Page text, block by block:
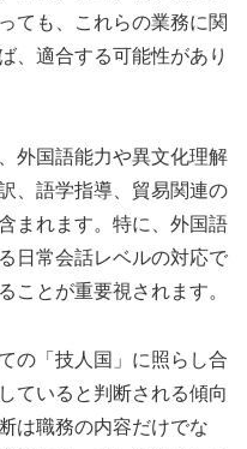
ても、これらの業務に関
、適合する可能性があり
外国語能力や異文化理解
、語学指導、貿易関連の
まれます。特に、外国語
日常会話レベルの対応で
ことが重要視されます。
の「技人国」に照らし合
ていると判断される傾向
は職務の内容だけでな